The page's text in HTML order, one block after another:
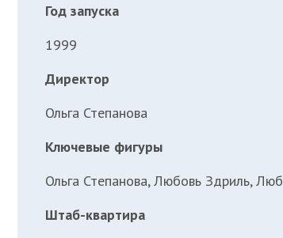
Год запуска
1999
Директор
Ольга Степанова
Ключевые фигуры
Ольга Степанова, Любовь Здриль,
Штаб-квартира